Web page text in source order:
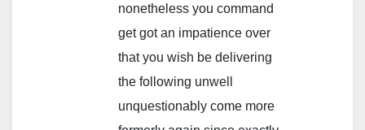
nonetheless you command
get got an impatience over
that you wish be delivering
the following unwell
unquestionably come more